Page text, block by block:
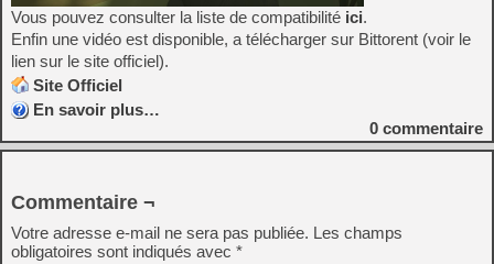
Vous pouvez consulter la liste de compatibilité ici.
Enfin une vidéo est disponible, a télécharger sur Bittorent (voir le
lien sur le site officiel).
Site Officiel
En savoir plus…
0 commentaire
Commentaire ¬
Votre adresse e-mail ne sera pas publiée. Les champs
obligatoires sont indiqués avec *